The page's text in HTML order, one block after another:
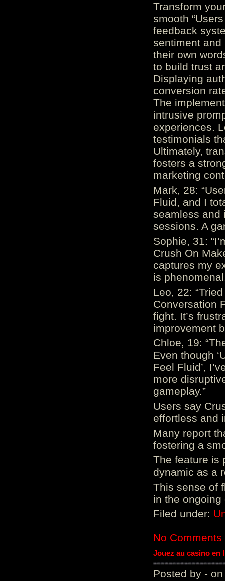
Transform
smooth
feedback
sentiment and
their own
to build trust
Displaying
conversion
The
intrusive
experiences.
testimonials
Ultimately,
fosters a
marketing
Mark, 28:
Fluid, and I
seamless and
sessions. A
Sophie, 31:
Crush On
captures my
is
Leo, 22:
Conversation
fight. It’s
improvement
Chloe, 19:
Even though
Feel Fluid’,
more
gameplay.”
Users say
effortless and
Many report
fostering a
The feature is
dynamic as a
This sense of
in the ongoing
Filed under:
No Comments
Jouez au casino en
Posted by - on